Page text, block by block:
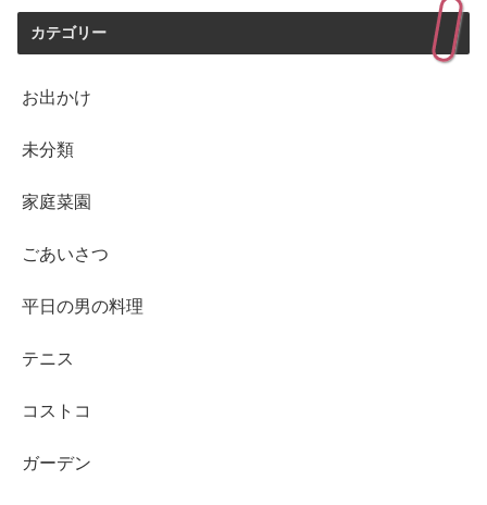
カテゴリー
お出かけ
未分類
家庭菜園
ごあいさつ
平日の男の料理
テニス
コストコ
ガーデン